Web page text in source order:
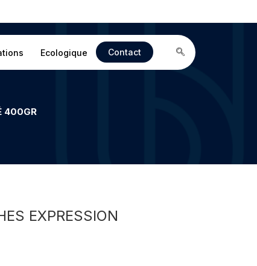
Ecologique Contact
400GR
EXPRESSION